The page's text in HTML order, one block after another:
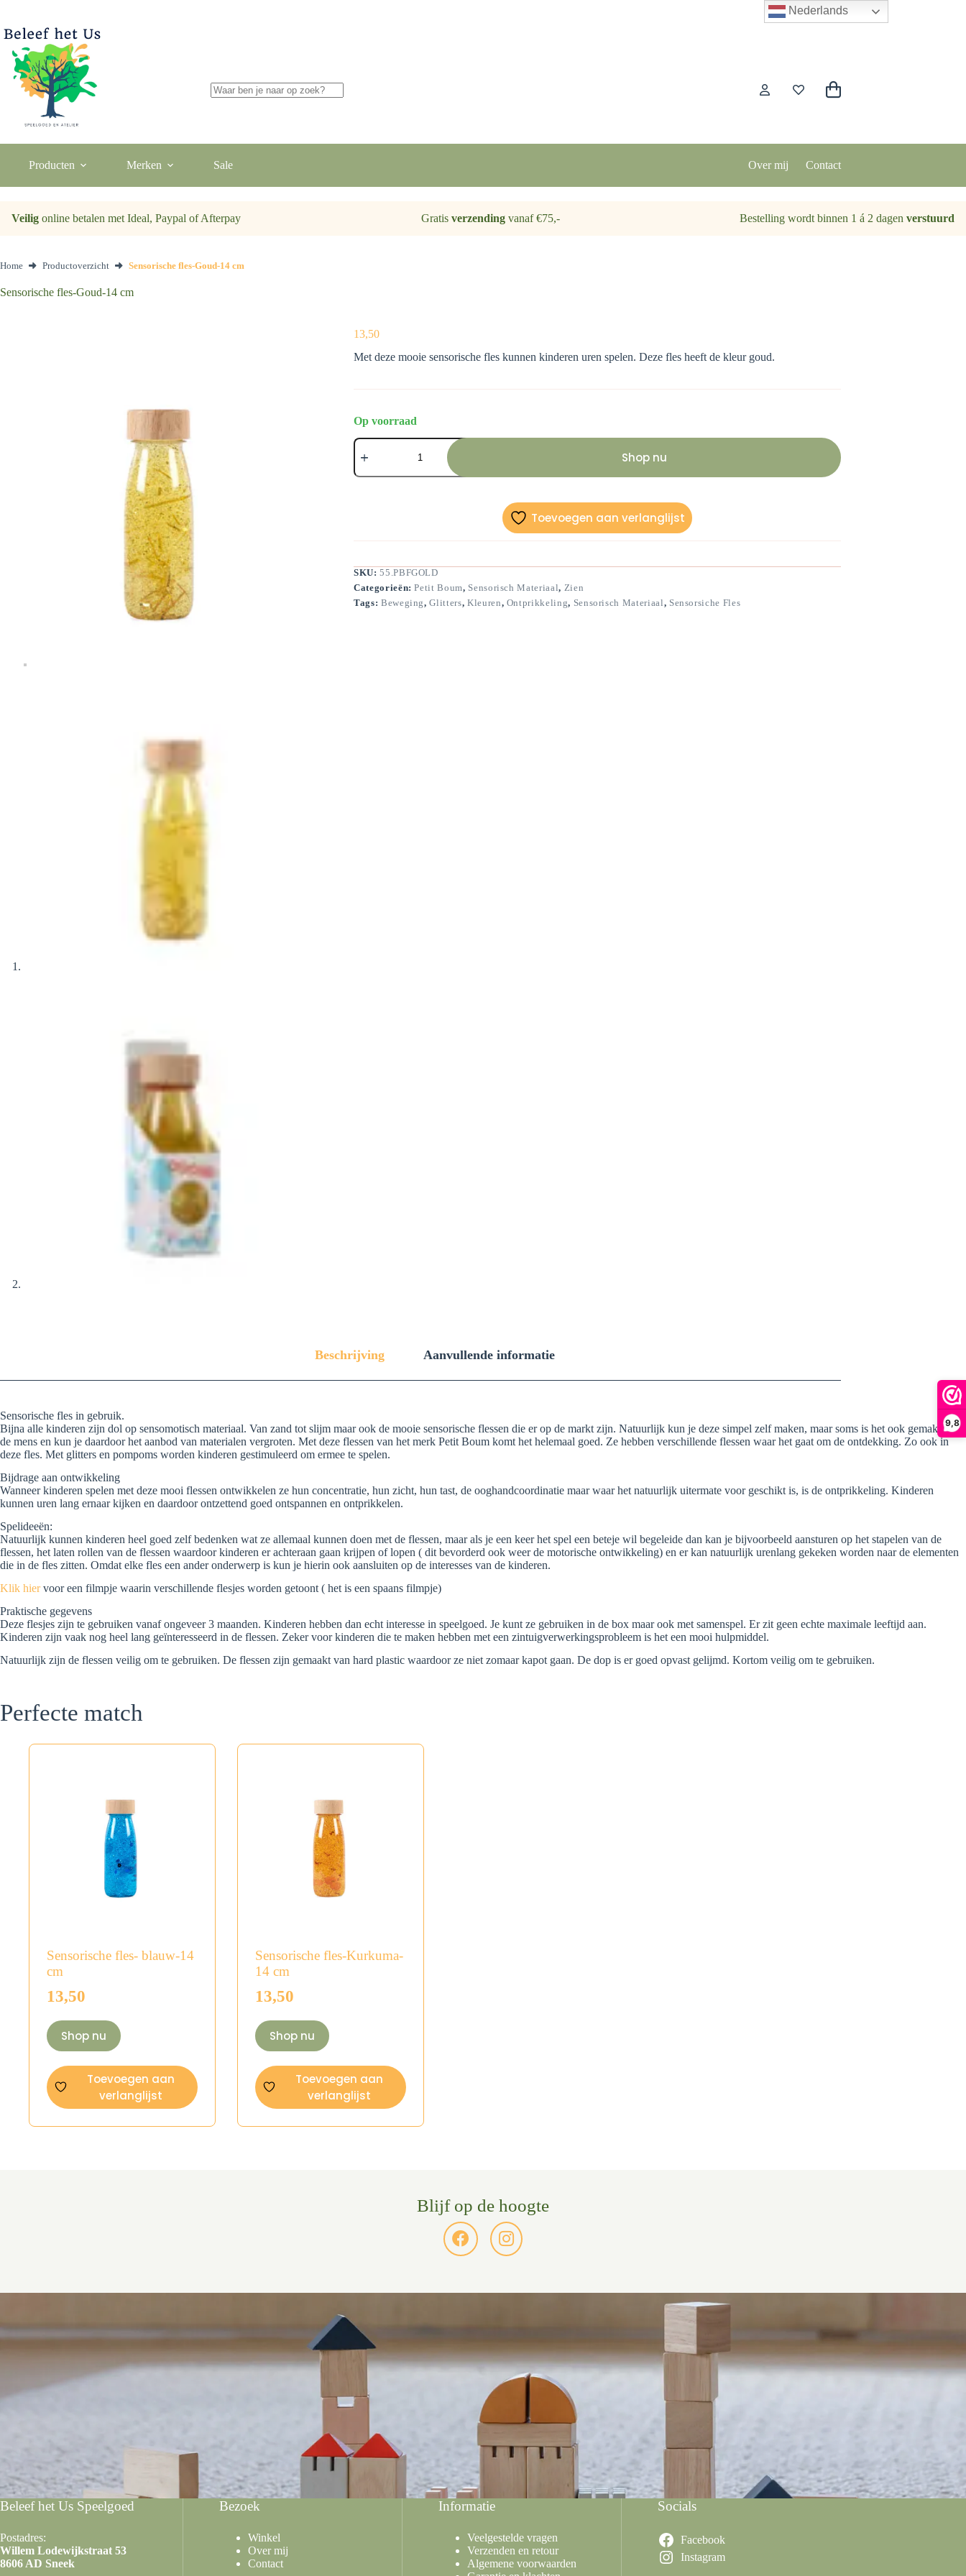
9,8
de
inhoud
Winkelwagen
Producten Merken Sale Over mij Contact
Veilig online betalen met Ideal, Paypal of Afterpay Gratis verzendingvanaf €75,- Bestelling wordt binnen 1 á 2 dagen verstuurd
Home Productoverzicht Sensorische fles-Goud-14 cm
Sensorische fles-Goud-14 cm
13,50
Met deze mooie sensorische fles kunnen kinderen uren spelen. Deze fles heeft de kleur goud.
Op voorraad
Sensorische
fles-
14
Shop nu
Toevoegen aan verlanglijst
SKU:55.PBFGOLD
Categorieën:Petit Boum, Sensorisch Materiaal, Zien
Tags: Beweging,Glitters, Kleuren, Ontprikkeling, Sensorisch Materiaal, Sensorsiche Fles
Beschrijving Aanvullende informatie
Sensorische fles in gebruik.
Bijna alle kinderen zijn dol op sensomotisch materiaal. Van zand tot slijm maar ook de mooie sensorische flessen die er op de markt zijn. Natuurlijk kun je deze simpel zelf maken, maar soms is het ook gemak dient
de mens en kun je daardoor het aanbod van materialen vergroten. Met deze flessen van het merk Petit Boum komt het helemaal goed. Ze hebben verschillende flessen waar het gaat om de ontdekking. Zo ook in
deze fles. Met glitters en pompoms worden kinderen gestimuleerd om ermee te spelen.
Bijdrage aan ontwikkeling
Wanneer kinderen spelen met deze mooi flessen ontwikkelen ze hun concentratie, hun zicht, hun tast, de ooghandcoordinatie maar waar het natuurlijk uitermate voor geschikt is, is de ontprikkeling. Kinderen
kunnen uren lang ernaar kijken en daardoor ontzettend goed ontspannen en ontprikkelen.
Spelideeën:
Natuurlijk kunnen kinderen heel goed zelf bedenken wat ze allemaal kunnen doen met de flessen, maar als je een keer het spel een beteje wil begeleide dan kan je bijvoorbeeld aansturen op het stapelen van de
flessen, het laten rollen van de flessen waardoor kinderen er achteraan gaan krijpen of lopen ( dit bevorderd ook weer de motorische ontwikkeling) en er kan natuurlijk urenlang gekeken worden naar de elementen
die in de fles zitten. Omdat elke fles een ander onderwerp is kun je hierin ook aansluiten op de interesses van de kinderen.
Klik hiervoor een filmpje waarin verschillende flesjes worden getoont ( het is een spaans filmpje)
Praktische gegevens
Deze flesjes zijn te gebruiken vanaf ongeveer 3 maanden. Kinderen hebben dan echt interesse in speelgoed. Je kunt ze gebruiken in de box maar ook met samenspel. Er zit geen echte maximale leeftijd aan.
Kinderen zijn vaak nog heel lang geïnteresseerd in de flessen. Zeker voor kinderen die te maken hebben met een zintuigverwerkingsprobleem is het een mooi hulpmiddel.
Natuurlijk zijn de flessen veilig om te gebruiken. De flessen zijn gemaakt van hard plastic waardoor ze niet zomaar kapot gaan. De dop is er goed opvast gelijmd. Kortom veilig om te gebruiken.
Perfecte match
Sensorische fles- blauw-14
cm
13,50
Shop nu
Toevoegen aan
verlanglijst
Sensorische fles-Kurkuma-
14 cm
13,50
Shop nu
Toevoegen aan
verlanglijst
Blijf op de hoogte
Beleef het Us Speelgoed
Postadres:
Willem Lodewijkstraat 53
8606 AD Sneek
Bezoek
Winkel
Over mij
Contact
Informatie
Veelgestelde vragen
Verzenden en retour
Algemene voorwaarden
Socials
Facebook
Instagram
Nederlands